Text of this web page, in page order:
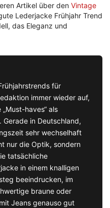
Artikel über den Vintage
Lederjacke Frühjahr Trend
das Eleganz und
für
immer wieder auf,
haves“ als
in Deutschland,
sehr wechselhaft
nur die Optik, sondern
tatsächliche
in einem knalligen
beeindrucken, im
braune oder
Jeans genauso gut